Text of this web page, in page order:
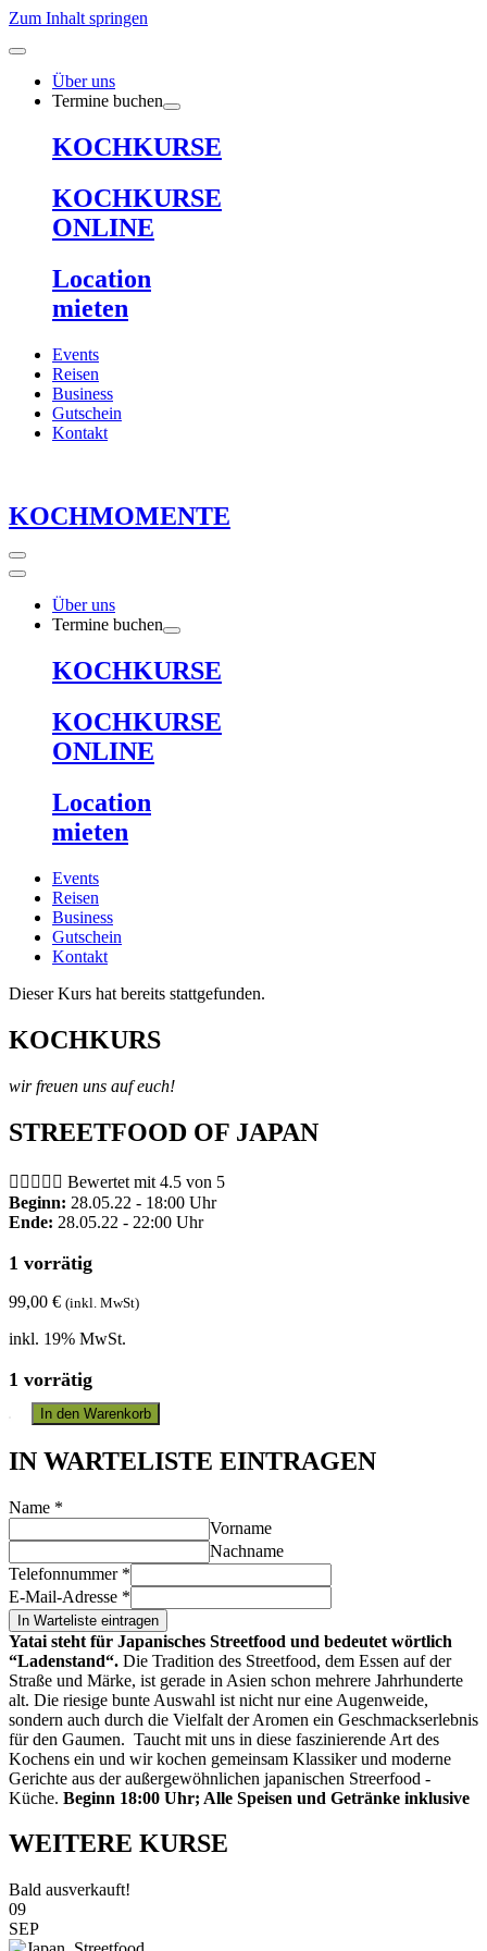
Zum Inhalt springen
Über uns
Termine buchen
KOCHKURSE
KOCHKURSE
ONLINE
Location
mieten
Events
Reisen
Business
Gutschein
Kontakt
KOCHMOMENTE
Über uns
Termine buchen
KOCHKURSE
KOCHKURSE
ONLINE
Location
mieten
Events
Reisen
Business
Gutschein
Kontakt
Dieser Kurs hat bereits stattgefunden.
KOCHKURS
wir freuen uns auf euch!
STREETFOOD OF JAPAN
     Bewertet mit 4.5 von 5
Beginn: 28.05.22 - 18:00 Uhr
Ende: 28.05.22 - 22:00 Uhr
1 vorrätig
99,00 € (inkl. MwSt)
inkl. 19% MwSt.
1 vorrätig
In den Warenkorb
IN WARTELISTE EINTRAGEN
Name *
Vorname
Nachname
Telefonnummer *
E-Mail-Adresse *
In Warteliste eintragen
Yatai steht für Japanisches Streetfood und bedeutet wörtlich
“Ladenstand“. Die Tradition des Streetfood, dem Essen auf der
Straße und Märke, ist gerade in Asien schon mehrere Jahrhunderte
alt. Die riesige bunte Auswahl ist nicht nur eine Augenweide,
sondern auch durch die Vielfalt der Aromen ein Geschmackserlebnis
für den Gaumen. Taucht mit uns in diese faszinierende Art des
Kochens ein und wir kochen gemeinsam Klassiker und moderne
Gerichte aus der außergewöhnlichen japanischen Streerfood -
Küche. Beginn 18:00 Uhr; Alle Speisen und Getränke inklusive
WEITERE KURSE
Bald ausverkauft!
09
SEP